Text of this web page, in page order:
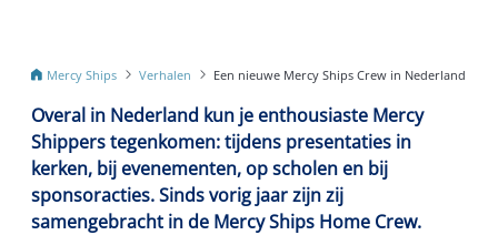
Mercy Ships Verhalen Een nieuwe Mercy Ships Crew in Nederland
Overal in Nederland kun je enthousiaste Mercy
Shippers tegenkomen: tijdens presentaties in
kerken, bij evenementen, op scholen en bij
sponsoracties. Sinds vorig jaar zijn zij
samengebracht in de Mercy Ships Home Crew.